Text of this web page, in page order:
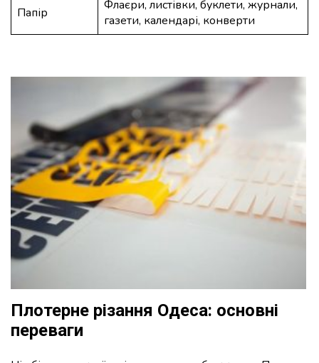
Папір
Флаєри, листівки, буклети, журнали,
газети, календарі, конверти
Плотерне різання Одеса: основні
переваги